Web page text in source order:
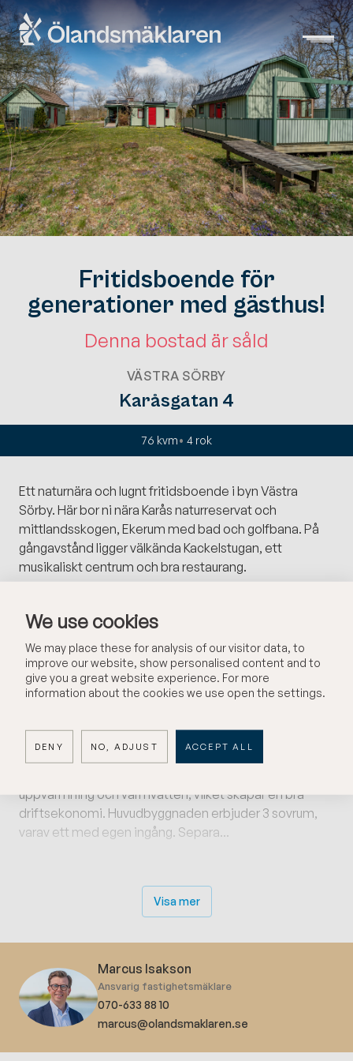
We use cookies
We may place these for analysis of our visitor data, to
improve our website, show personalised content and to
give you a great website experience. For more
information about the cookies we use open the settings.
DENY NO, ADJUST ACCEPT ALL
Fritidsboende för
generationer med gästhus!
Denna bostad är såld
Karåsgatan 4
VÄSTRA SÖRBY
76 kvm 4 rok
Ett naturnära och lugnt fritidsboende i byn Västra
Sörby. Här bor ni nära Karås naturreservat och
mittlandsskogen, Ekerum med bad och golfbana. På
gångavstånd ligger välkända Kackelstugan, ett
musikaliskt centrum och bra restaurang.
huvudbyggnad, gästhus med egen dusch/toalett samt
kök. Fristående finns hus med tvättstuga samt
förrådsutrymmen.
Fastigheten är perfekt planerad för många i sällskap.
takskyddad altan med öppen spis både inne som ute.
uppvärmning och varmvatten, vilket skapar en bra
driftsekonomi. Huvudbyggnaden erbjuder 3 sovrum,
varav ett med egen ingång. Separa...
Visa mer
Marcus Isakson
Ansvarig fastighetsmäklare
070-633 88 10
marcus@olandsmaklaren.se